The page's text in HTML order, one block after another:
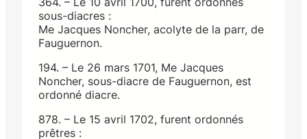
sous-diacres :
Me Jacques Noncher, acolyte de la parr, de
Fauguernon.
194. – Le 26 mars 1701, Me Jacques
Noncher, sous-diacre de Fauguernon, est
ordonné diacre.
878. – Le 15 avril 1702, furent ordonnés
prêtres :